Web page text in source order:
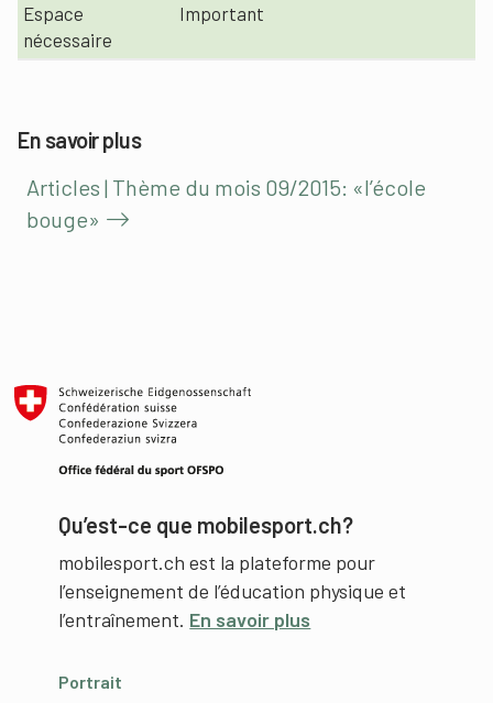
Espace
nécessaire
Important
En savoir plus
Articles | Thème du mois 09/2015: «l’école
bouge»
Qu’est-ce que mobilesport.ch?
mobilesport.ch est la plateforme pour
l’enseignement de l’éducation physique et
l’entraînement. En savoir plus
Portrait